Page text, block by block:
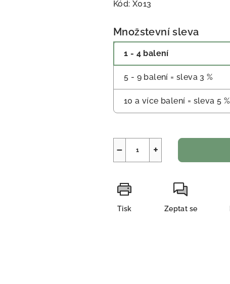
Kód: X013
Množstevní sleva
1 - 4 balení
5 - 9 balení = sleva 3 %
10 a více balení = sleva 5 %
+
−
Tisk Zeptat se